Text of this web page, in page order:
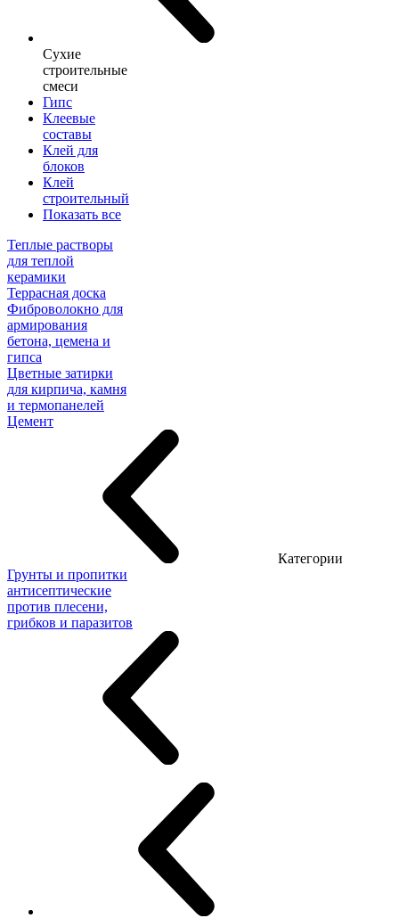
Сухие
строительные
смеси
Гипс
Клеевые
составы
Клей для
блоков
Клей
строительный
Показать все
Теплые растворы
для теплой
керамики
Террасная доска
Фиброволокно для
армирования
бетона, цемена и
гипса
Цветные затирки
для кирпича, камня
и термопанелей
Цемент
Категории
Грунты и пропитки
антисептические
против плесени,
грибков и паразитов